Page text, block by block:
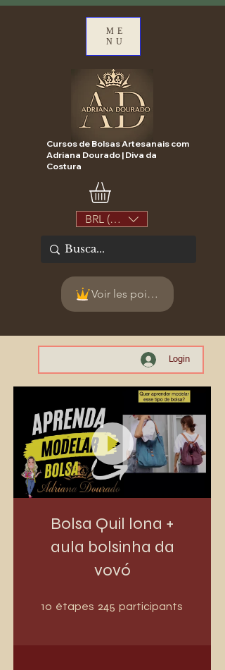
ME
NU
Cursos de Bolsas Artesanais com
Adriana Dourado | Diva da
Costura
BRL (R$)
Voir les points
Login
Bolsa Quil lona +
aula bolsinha da
vovó
10 étapes 10 étapes
245 participants